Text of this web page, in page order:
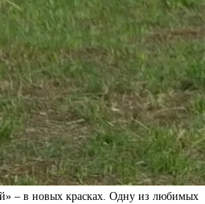
– в новых красках. Одну из любимых